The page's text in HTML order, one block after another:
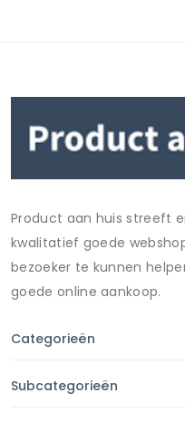
Product aan huis streeft
kwalitatief goede
bezoeker te kunnen
goede online aankoop.
Categorieën
Subcategorieën